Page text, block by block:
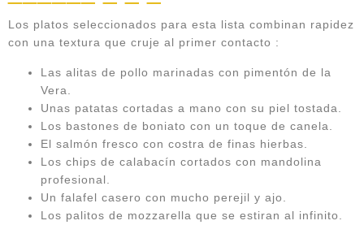
Los platos seleccionados para esta lista combinan rapidez
con una textura que cruje al primer contacto :
Las alitas de pollo marinadas con pimentón de la
Vera.
Unas patatas cortadas a mano con su piel tostada.
Los bastones de boniato con un toque de canela.
El salmón fresco con costra de finas hierbas.
Los chips de calabacín cortados con mandolina
profesional.
Un falafel casero con mucho perejil y ajo.
Los palitos de mozzarella que se estiran al infinito.